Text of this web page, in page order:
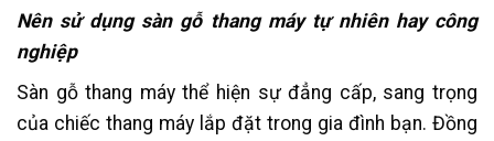
Nên sử dụng sàn gỗ thang máy tự nhiên hay công
nghiệp
Sàn gỗ thang máy thể hiện sự đẳng cấp, sang trọng
của chiếc thang máy lắp đặt trong gia đình bạn. Đồng